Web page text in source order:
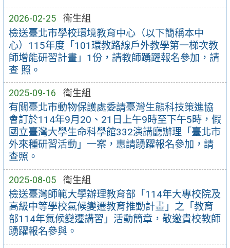
2026-02-25 衛生組
檢送臺北市學校環境教育中心（以下簡稱本中
心）115年度「101環教路線戶外教學第一梯次教
師增能研習計畫」1份，請教師踴躍報名參加，請
查 照。
2025-09-16 衛生組
有關臺北市動物保護處委請臺灣生態科技策進協
會訂於114年9月20、21日上午9時至下午5時，假
國立臺灣大學生命科學館332演講廳辦理「臺北市
外來種研習活動」一案，惠請踴躍報名參加，請
查照。
2025-08-05 衛生組
檢送臺灣師範大學辦理教育部「114年大專校院及
高級中等學校氣候變遷教育推動計畫」之「教育
部114年氣候變遷講習」活動簡章，敬邀貴校教師
踴躍報名參與。